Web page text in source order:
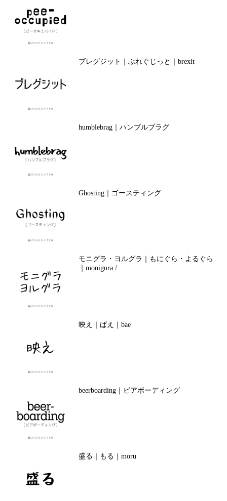
ブレグジット｜ぶれぐじっと｜brexit
humblebrag｜ハンブルブラグ
Ghosting｜ゴースティング
モニグラ・ヨルグラ｜もにぐら・よるぐら
｜monigura / ...
映え｜ばえ｜bae
beerboarding｜ビアボーディング
盛る｜もる｜moru